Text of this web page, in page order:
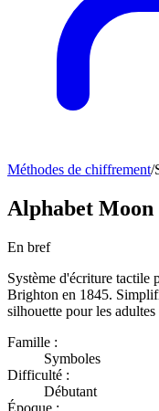
Méthodes de chiffrement/
Alphabet Moon
En bref
Système d'écriture tactile
Brighton en 1845.
silhouette pour les
Famille :
Symboles
Difficulté :
Débutant
Époque :